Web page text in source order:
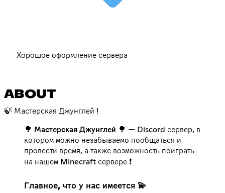
Хорошое оформление сервера
ABOUT
🍃 Мастерская Джунглей !
🌳 Мастерская Джунглей 🌳 — Discord сервер, в
котором можно незабываемо пообщаться и
провести время, а также возможность поиграть
Главное, что у нас имеется 💫